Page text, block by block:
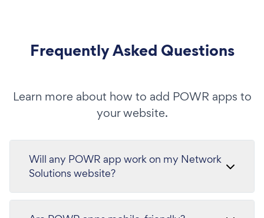
Frequently Asked Questions
Learn more about how to add POWR apps to
your website.
Will any POWR app work on my Network
Solutions website?